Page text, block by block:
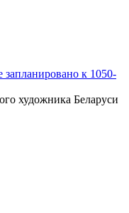
запланировано к 1050-
художника Беларуси